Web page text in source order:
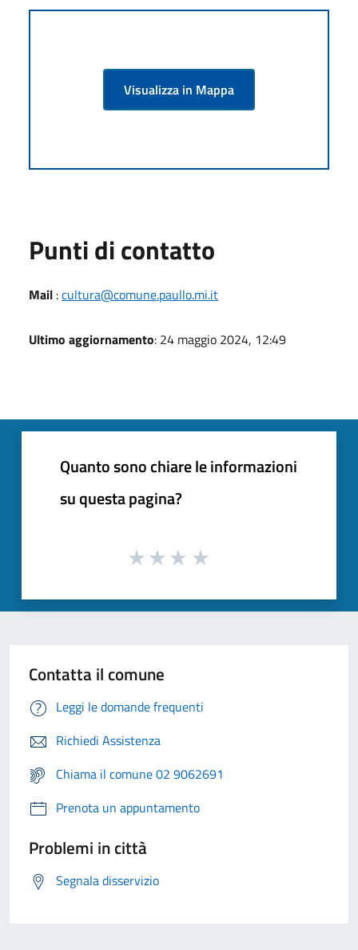
Visualizza in Mappa
Punti di contatto
Mail :cultura@comune.paullo.mi.it
Ultimo aggiornamento: 24 maggio 2024, 12:49
Quanto sono chiare le informazioni
su questa pagina?
Contatta il comune
Leggi le domande frequenti
Richiedi Assistenza
Chiama il comune 02 9062691
Prenota un appuntamento
Problemi in città
Segnala disservizio